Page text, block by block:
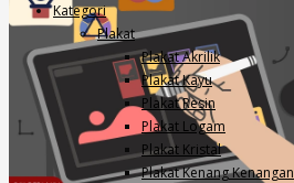
Kategori
Plakat
Plakat Akrilik
Plakat Kayu
Plakat Resin
Plakat Logam
Plakat Kristal
Plakat Kenang Kenangan